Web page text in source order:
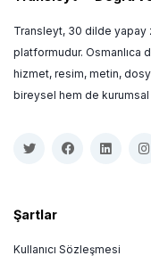
Transleyt, 30 dilde
platformudur. Osmanlıca
hizmet, resim, metin,
bireysel hem de
Şartlar
Kullanıcı Sözleşmesi